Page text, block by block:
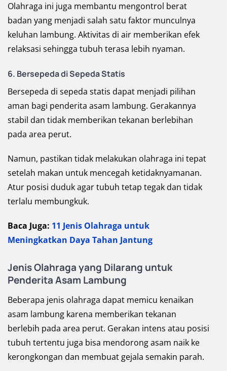
Olahraga ini juga membantu mengontrol berat
badan yang menjadi salah satu faktor munculnya
keluhan lambung. Aktivitas di air memberikan efek
relaksasi sehingga tubuh terasa lebih nyaman.
6. Bersepeda di Sepeda Statis
Bersepeda di sepeda statis dapat menjadi pilihan
aman bagi penderita asam lambung. Gerakannya
stabil dan tidak memberikan tekanan berlebihan
pada area perut.
Namun, pastikan tidak melakukan olahraga ini tepat
setelah makan untuk mencegah ketidaknyamanan.
Atur posisi duduk agar tubuh tetap tegak dan tidak
terlalu membungkuk.
Baca Juga: 11 Jenis Olahraga untuk
Meningkatkan Daya Tahan Jantung
Jenis Olahraga yang Dilarang untuk
Penderita Asam Lambung
Beberapa jenis olahraga dapat memicu kenaikan
asam lambung karena memberikan tekanan
berlebih pada area perut. Gerakan intens atau posisi
tubuh tertentu juga bisa mendorong asam naik ke
kerongkongan dan membuat gejala semakin parah.